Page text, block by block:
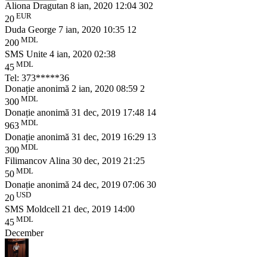
Aliona Dragutan 8 ian, 2020 12:04 302
20 EUR
Duda George 7 ian, 2020 10:35 12
200 MDL
SMS Unite 4 ian, 2020 02:38
45 MDL
Tel: 373*****36
Donație anonimă 2 ian, 2020 08:59 2
300 MDL
Donație anonimă 31 dec, 2019 17:48 14
963 MDL
Donație anonimă 31 dec, 2019 16:29 13
300 MDL
Filimancov Alina 30 dec, 2019 21:25
50 MDL
Donație anonimă 24 dec, 2019 07:06 30
20 USD
SMS Moldcell 21 dec, 2019 14:00
45 MDL
December